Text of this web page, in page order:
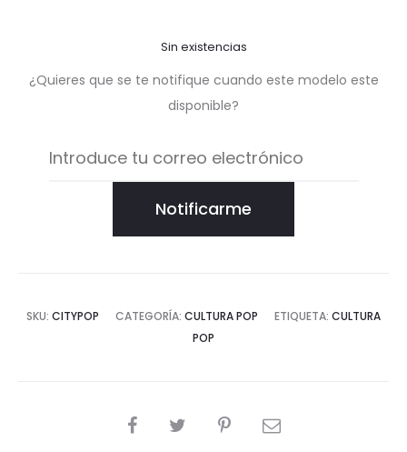
Sin existencias
¿Quieres que se te notifique cuando este modelo este
disponible?
Notificarme
SKU: CITYPOP CATEGORÍA: CULTURA POP ETIQUETA: CULTURA
POP
COMPARTIR